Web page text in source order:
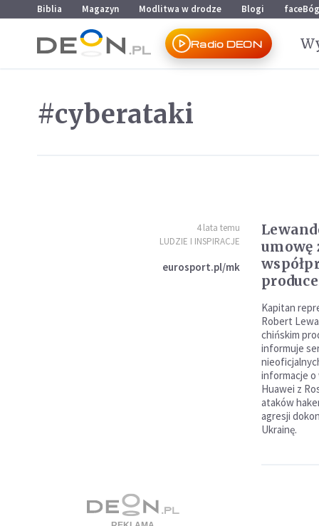
Przejdź do menu głównego
Przejdź do treści
Biblia Magazyn Modlitwa w drodze Blogi faceBóg
Radio DEON
#cyberataki
4 lata temu
LUDZIE I INSPIRACJE
eurosport.pl/mk
umowę
Kapitan
Robert
chińskim
informuje
informacje o
Huawei z
ataków
agresji
Ukrainę.